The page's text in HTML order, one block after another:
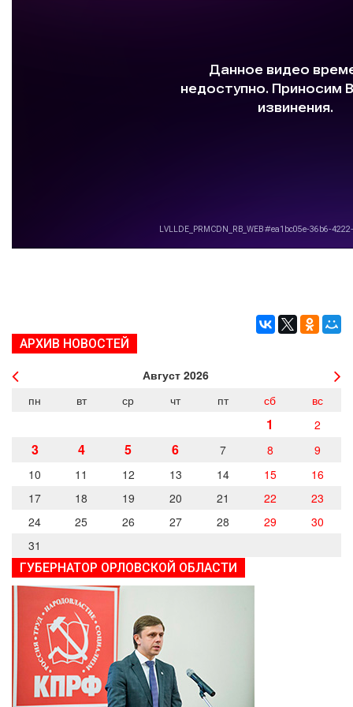
АРХИВ НОВОСТЕЙ
Август 2026
пн
вт ср чт пт сб вс
1 2
3 4 5 6 7 8
9
10
11 12 13 14 15
16
17
18 19 20 21 22
23
24
25 26 27 28 29
30
31
ГУБЕРНАТОР ОРЛОВСКОЙ ОБЛАСТИ